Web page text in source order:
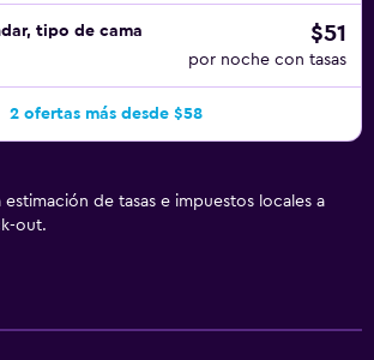
tipo de cama
$51
por noche con tasas
2 ofertas más desde $58
estimación de tasas e impuestos locales a
out.